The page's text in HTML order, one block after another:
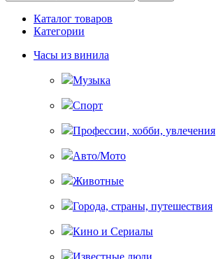
Каталог товаров
Категории
Часы из винила
Музыка
Спорт
Профессии, хобби, увлечения
Авто/Мото
Животные
Города, страны, путешествия
Кино и Сериалы
Известные люди